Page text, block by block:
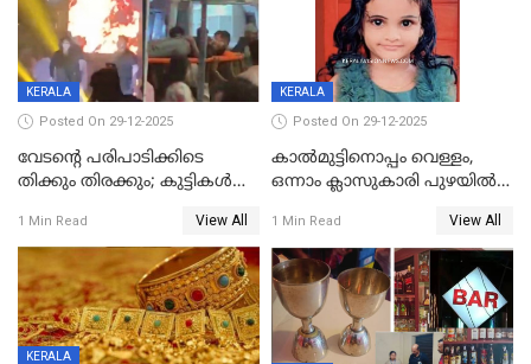
KERALA
Posted On 29-12-2025
വേടന്റെ പരിപാടിക്കിടെ
തിക്കും തിരക്കും; കുട്ടികള്‍
പരിക്ക്; പാളം മറികടന്ന
യുവാവ് ട്രെയിന്‍ തട്ടി മരിച്ചു
1 Min Read View All
KERALA
Posted On 29-12-2025
കാൽമുട്ടിനൊപ്പം വെള്ളം,
ഒന്നാം ക്ലാസുകാരി പുഴയിൽ
കുട്ടികൾക്കൊപ്പം
കളിക്കുന്നതിനിടെ
1 Min Read View All
KERALA